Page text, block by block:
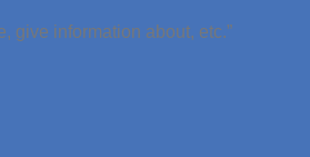
give information about, etc.”